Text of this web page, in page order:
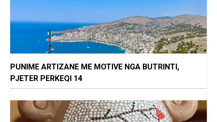
PUNIME ARTIZANE ME MOTIVE NGA BUTRINTI,
PJETER PERKEQI 14